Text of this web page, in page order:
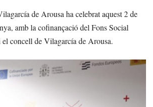
de Arousa ha celebrat aquest 2 de
amb la cofinançació del Fons Social
concell de Vilagarcía de Arousa.